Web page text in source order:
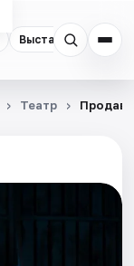
Выставки
Театр